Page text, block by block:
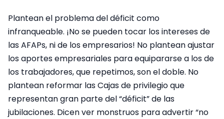
Plantean el problema del déficit como
infranqueable. ¡No se pueden tocar los intereses de
las AFAPs, ni de los empresarios! No plantean ajustar
los aportes empresariales para equipararse a los de
los trabajadores, que repetimos, son el doble. No
plantean reformar las Cajas de privilegio que
representan gran parte del “déficit” de las
jubilaciones. Dicen ver monstruos para advertir “no